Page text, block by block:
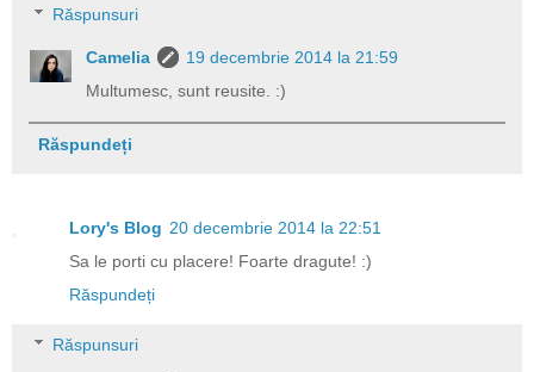
Răspunsuri
Camelia
19 decembrie 2014 la 21:59
Multumesc, sunt reusite. :)
Răspundeți
Lory's Blog 20 decembrie 2014 la 22:51
Sa le porti cu placere! Foarte dragute! :)
Răspundeți
Răspunsuri